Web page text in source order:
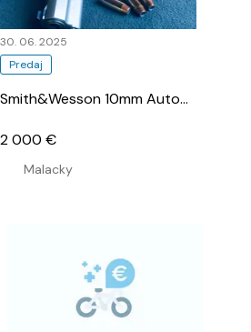
Predaj
30. 06. 2025
Smith&Wesson 10mm Auto…
Malacky
2 000 €